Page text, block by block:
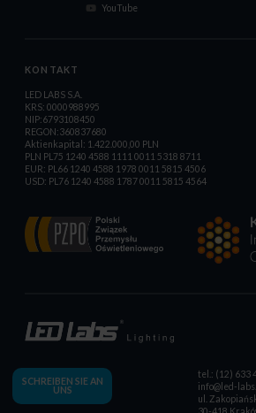
YouTube
KONTAKT
LED LABS S.A.
KRS: 0000988995
NIP:6793108450
REGON:360837680
Aktienkapital: 1.422.000,00 PLN
PLN PL75 1240 4588 1111 0011 5318 8711
EUR: PL66 1240 4588 1978 0011 5815 4506
USD: PL76 1240 4588 1787 0011 5815 4564
SCHREIBEN SIE AN
UNS
tel.: (12) 633
info@led-
ul.